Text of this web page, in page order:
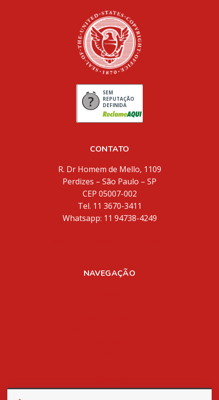
SEM
REPUTAÇÃO
DEFINIDA
CONTATO
R. Dr Homem de Mello, 1109
Perdizes – São Paulo – SP
CEP 05007-002
Tel. 11 3670-3411
Whatsapp: 11 94738-4249
NAVEGAÇÃO
Política de Privacidade